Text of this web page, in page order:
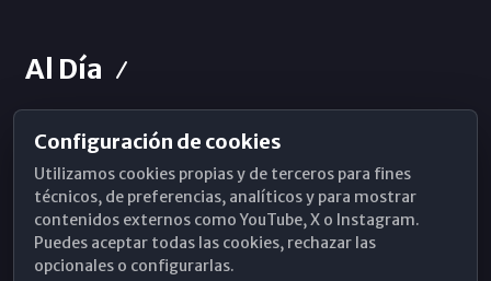
Al Día
Horarios de Misa
Hemeroteca
WhatsApp
Configuración de cookies
Utilizamos cookies propias y de terceros para fines
técnicos, de preferencias, analíticos y para mostrar
contenidos externos como YouTube, X o Instagram.
Puedes aceptar todas las cookies, rechazar las
opcionales o configurarlas.